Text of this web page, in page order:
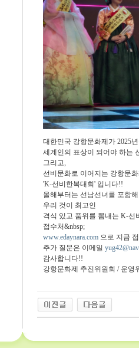
대한민국 강항문화제가 2025
세계인의 표상이 되어야 하는
그리고,
선비문화로 이어지는 강항문
'K-선비한복대회' 입니다!!
올해부터는 선남선녀를 포함
우리 것이 최고인
격식 있고 품위를 뽐내는 K-
접수처&nbsp;
www.edaynara.com 으로 지금
추가 질문은 이메일
감사합니다!!
강항문화제 추진위원회 / 운영